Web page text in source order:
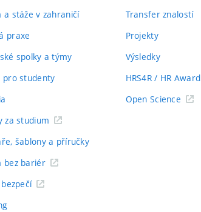
a stáže v zahraničí
praxe
spolky a týmy
pro studenty
za studium
šablony a příručky
bez bariér
Transfer znalostí
Projekty
Výsledky
HRS4R / HR Award
Open Science